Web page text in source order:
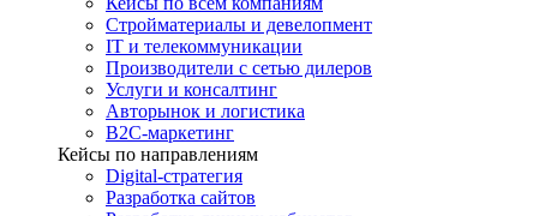
Стройматериалы и девелопмент
IT и телекоммуникации
Производители с сетью дилеров
Услуги и консалтинг
Авторынок и логистика
B2С-маркетинг
Кейсы по направлениям
Digital-стратегия
Разработка сайтов